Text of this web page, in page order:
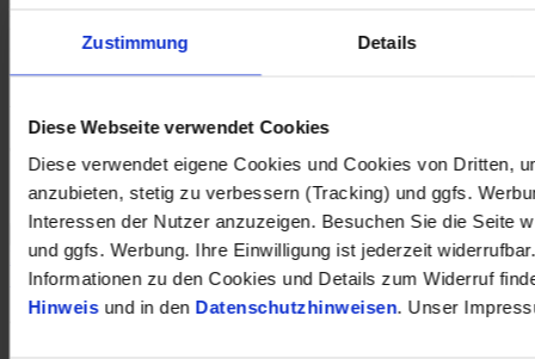
Zustimmung Details
Diese Webseite verwendet Cookies
Diese verwendet eigene Cookies und Cookies von Dritten,
anzubieten, stetig zu verbessern (Tracking) und ggfs.
Interessen der Nutzer anzuzeigen. Besuchen Sie die Seite
und ggfs. Werbung. Ihre Einwilligung ist jederzeit
Informationen zu den Cookies und Details zum Widerruf
Hinweisund in den Datenschutzhinweisen. Unser
unberührt.
* Pflichtfeld
Stromverbrauch (kombiniert nach WLTP) :
Peugeot 308 -e SW GT Surrounding-Paket Plus Induktionsladen
Sportpaket Navi Alcantara Digit. Cockpit
43.590 €